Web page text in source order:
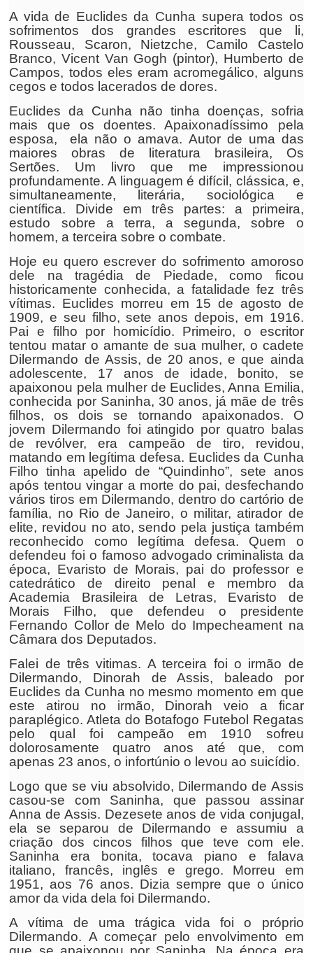
A vida de Euclides da Cunha supera todos os
sofrimentos dos grandes escritores que li,
Rousseau, Scaron, Nietzche, Camilo Castelo
Branco, Vicent Van Gogh (pintor), Humberto de
Campos, todos eles eram acromegálico, alguns
cegos e todos lacerados de dores.
Euclides da Cunha não tinha doenças, sofria
mais que os doentes. Apaixonadíssimo pela
esposa, ela não o amava. Autor de uma das
maiores obras de literatura brasileira, Os
Sertões. Um livro que me impressionou
profundamente. A linguagem é difícil, clássica, e,
simultaneamente, literária, sociológica e
científica. Divide em três partes: a primeira,
estudo sobre a terra, a segunda, sobre o
homem, a terceira sobre o combate.
Hoje eu quero escrever do sofrimento amoroso
dele na tragédia de Piedade, como ficou
historicamente conhecida, a fatalidade fez três
vítimas. Euclides morreu em 15 de agosto de
1909, e seu filho, sete anos depois, em 1916.
Pai e filho por homicídio. Primeiro, o escritor
tentou matar o amante de sua mulher, o cadete
Dilermando de Assis, de 20 anos, e que ainda
adolescente, 17 anos de idade, bonito, se
apaixonou pela mulher de Euclides, Anna Emilia,
conhecida por Saninha, 30 anos, já mãe de três
filhos, os dois se tornando apaixonados. O
jovem Dilermando foi atingido por quatro balas
de revólver, era campeão de tiro, revidou,
matando em legítima defesa. Euclides da Cunha
Filho tinha apelido de “Quindinho”, sete anos
após tentou vingar a morte do pai, desfechando
vários tiros em Dilermando, dentro do cartório de
família, no Rio de Janeiro, o militar, atirador de
elite, revidou no ato, sendo pela justiça também
reconhecido como legítima defesa. Quem o
defendeu foi o famoso advogado criminalista da
época, Evaristo de Morais, pai do professor e
catedrático de direito penal e membro da
Academia Brasileira de Letras, Evaristo de
Morais Filho, que defendeu o presidente
Fernando Collor de Melo do Impecheament na
Câmara dos Deputados.
Falei de três vitimas. A terceira foi o irmão de
Dilermando, Dinorah de Assis, baleado por
Euclides da Cunha no mesmo momento em que
este atirou no irmão, Dinorah veio a ficar
paraplégico. Atleta do Botafogo Futebol Regatas
pelo qual foi campeão em 1910 sofreu
dolorosamente quatro anos até que, com
apenas 23 anos, o infortúnio o levou ao suicídio.
Logo que se viu absolvido, Dilermando de Assis
casou-se com Saninha, que passou assinar
Anna de Assis. Dezesete anos de vida conjugal,
ela se separou de Dilermando e assumiu a
criação dos cincos filhos que teve com ele.
Saninha era bonita, tocava piano e falava
italiano, francês, inglês e grego. Morreu em
1951, aos 76 anos. Dizia sempre que o único
amor da vida dela foi Dilermando.
A vítima de uma trágica vida foi o próprio
Dilermando. A começar pelo envolvimento em